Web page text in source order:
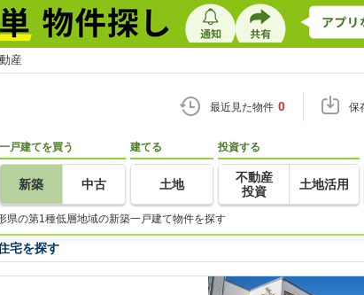
産
最近見た物件 0 保
一戸建てを買う
新築 中古
建てる
土地
投資する
不動産
投資
土地活用
県の第1種低層地域の新築一戸建て物件を探す
宅を探す